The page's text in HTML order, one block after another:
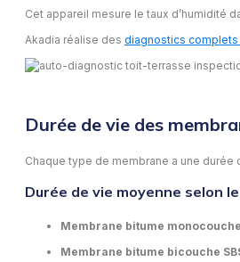
Cet appareil mesure le taux d’humidité
Akadia réalise des diagnostics complets
Durée de vie des
Chaque type de membrane a une
Durée de vie moyenne selon
Membrane bitume
Membrane bitume bicouche